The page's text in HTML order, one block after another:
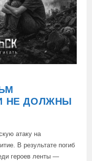
НЕ ДОЛЖНЫ
атаку на
В результате погиб
героев ленты —